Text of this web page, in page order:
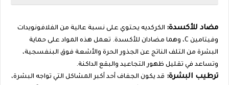
مضاد للأكسدة: الكركديه يحتوي على نسبة عالية من الفلافونويدات
وفيتامين C، وهما مضادان للأكسدة. تعمل هذه المواد على حماية
البشرة من التلف الناتج عن الجذور الحرة والأشعة فوق البنفسجية،
وتساعد في تقليل ظهور التجاعيد والبقع الداكنة.
ترطيب البشرة: قد يكون الجفاف أحد أكبر المشاكل التي تواجه البشرة،